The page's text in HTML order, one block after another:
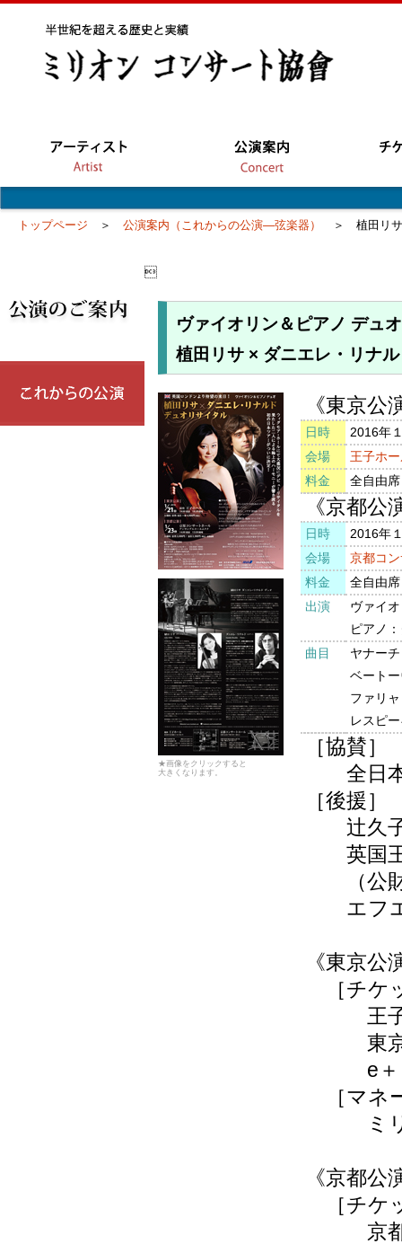
トップページ ＞ 公演案内（これからの公演―弦楽器） ＞ 植田リサ

ヴァイオリン＆ピアノ デュオ
植田リサ × ダニエレ・リナ
《東京公
日時
2016年
会場
王子ホ
料金
全自由
《京都公
日時
2016年
会場
京都コ
料金
全自由
出演
ヴァイ
ピアノ
曲目
ヤナー
ベート
ファリ
レスピ
［協賛］
全日本
［後援］
辻久子
英国王
（公財
エフエ
《東京公
［チケ
王子ホ
東京文
e＋（
［マネ
ミリオ
《京都公
［チケ
京都コ
★画像をクリックすると
大きくなります。